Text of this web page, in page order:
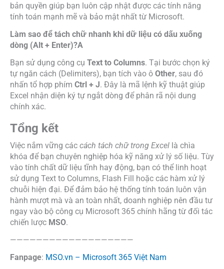
bản quyền giúp bạn luôn cập nhật được các tính năng
tính toán mạnh mẽ và bảo mật nhất từ Microsoft.
Làm sao để tách chữ nhanh khi dữ liệu có dấu xuống
dòng (Alt + Enter)?A
Bạn sử dụng công cụ Text to Columns. Tại bước chọn ký
tự ngăn cách (Delimiters), bạn tích vào ô Other, sau đó
nhấn tổ hợp phím Ctrl + J. Đây là mã lệnh kỹ thuật giúp
Excel nhận diện ký tự ngắt dòng để phân rã nội dung
chính xác.
Tổng kết
Việc nắm vững các cách tách chữ trong Excel là chìa
khóa để bạn chuyên nghiệp hóa kỹ năng xử lý số liệu. Tùy
vào tính chất dữ liệu tĩnh hay động, bạn có thể linh hoạt
sử dụng Text to Columns, Flash Fill hoặc các hàm xử lý
chuỗi hiện đại. Để đảm bảo hệ thống tính toán luôn vận
hành mượt mà và an toàn nhất, doanh nghiệp nên đầu tư
ngay vào bộ công cụ Microsoft 365 chính hãng từ đối tác
chiến lược MSO.
———————————————————
Fanpage: MSO.vn – Microsoft 365 Việt Nam